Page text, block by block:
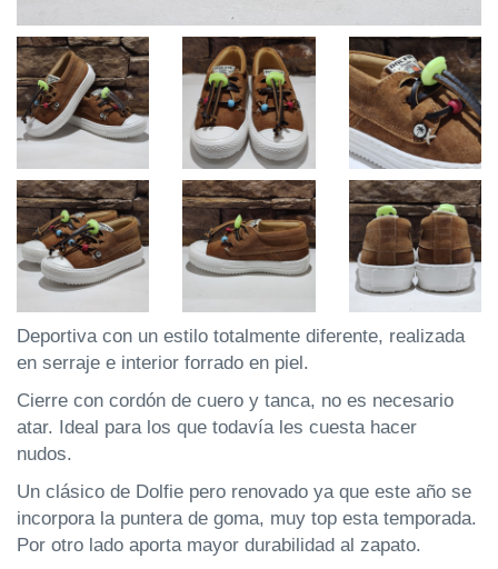
Deportiva con un estilo totalmente diferente, realizada
en serraje e interior forrado en piel.
Cierre con cordón de cuero y tanca, no es necesario
atar. Ideal para los que todavía les cuesta hacer
nudos.
Un clásico de Dolfie pero renovado ya que este año se
incorpora la puntera de goma, muy top esta temporada.
Por otro lado aporta mayor durabilidad al zapato.